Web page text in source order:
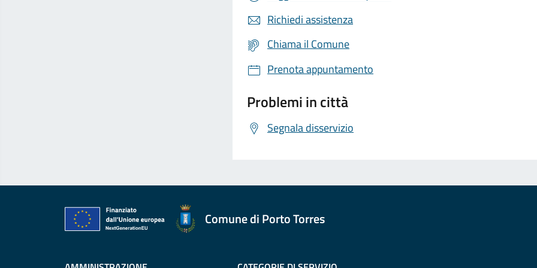
Richiedi assistenza
Chiama il Comune
Prenota appuntamento
Problemi in città
Segnala disservizio
Comune di Porto Torres